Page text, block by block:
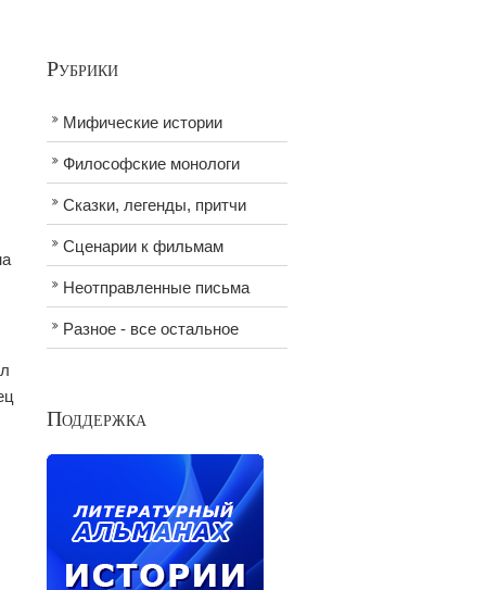
Рубрики
Мифические истории
Философские монологи
Сказки, легенды, притчи
Сценарии к фильмам
Неотправленные письма
Разное - все остальное
Поддержка